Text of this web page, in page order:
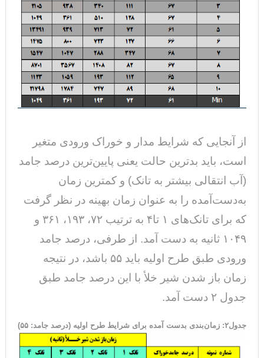
از آنجایی که شرایط مدار و خوراک ورودی متغیر
است، باید بدترین حالت یعنی پایین‌ترین درصد جامد
(آب انتقالی بیشتر به تانک) و کمترین زمان
به‌دست‌آمده را به عنوان زمان بهینه در نظر گرفت
که برای تانک‌های ۱ تا۴ به ترتیب ۷۲، ۱۹۳، ۳۶۱ و
۱۰۴۹ ثانیه به دست آمد. از طرفی، درصد جامد
ورودی طبق طرح اولیه باید ۵۵ باشد، در نتیجه
زمان باز شدن شیر خلأ با این درصد جامد طبق
جدول ۲ دست آمد.
جدول۲: زمان‌بندی بدست آمده برای شرایط طرح اولیه (درصد جامد: ۵۵)